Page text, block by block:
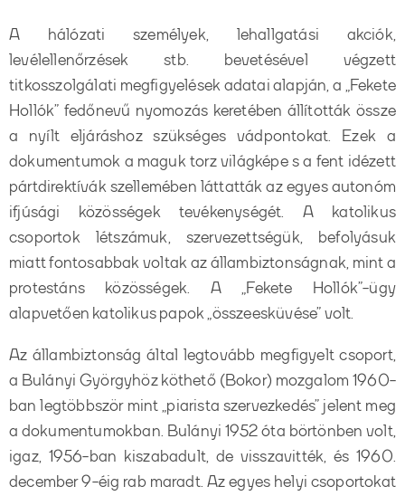
A hálózati személyek, lehallgatási akciók,
levélellenőrzések stb. bevetésével végzett
titkosszolgálati megfigyelések adatai alapján, a „Fekete
Hollók” fedőnevű nyomozás keretében állították össze
a nyílt eljáráshoz szükséges vádpontokat. Ezek a
dokumentumok a maguk torz világképe s a fent idézett
pártdirektívák szellemében láttatták az egyes autonóm
ifjúsági közösségek tevékenységét. A katolikus
csoportok létszámuk, szervezettségük, befolyásuk
miatt fontosabbak voltak az állambiztonságnak, mint a
protestáns közösségek. A „Fekete Hollók”-ügy
alapvetően katolikus papok „összeesküvése” volt.
Az állambiztonság által legtovább megfigyelt csoport,
a Bulányi Györgyhöz köthető (Bokor) mozgalom 1960-
ban legtöbbször mint „piarista szervezkedés” jelent meg
a dokumentumokban. Bulányi 1952 óta börtönben volt,
igaz, 1956-ban kiszabadult, de visszavitték, és 1960.
december 9-éig rab maradt. Az egyes helyi csoportokat